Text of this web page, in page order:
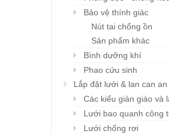
Bảo vệ thính giác
Nút tai chống ồn
Sản phẩm khác
Bình dưỡng khí
Phao cứu sinh
Lắp đặt lưới & lan can an
Các kiểu giàn giáo và
Lưới bao quanh công
Lưới chống rơi